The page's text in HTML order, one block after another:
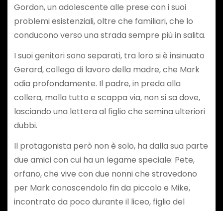
Gordon, un adolescente alle prese con i suoi
problemi esistenziali, oltre che familiari, che lo
conducono verso una strada sempre più in salita.
I suoi genitori sono separati, tra loro si è insinuato
Gerard, collega di lavoro della madre, che Mark
odia profondamente. Il padre, in preda alla
collera, molla tutto e scappa via, non si sa dove,
lasciando una lettera al figlio che semina ulteriori
dubbi.
Il protagonista però non è solo, ha dalla sua parte
due amici con cui ha un legame speciale: Pete,
orfano, che vive con due nonni che stravedono
per Mark conoscendolo fin da piccolo e Mike,
incontrato da poco durante il liceo, figlio del